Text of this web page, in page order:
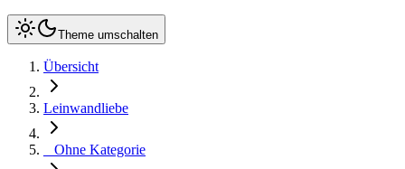
Theme umschalten
Übersicht
Leinwandliebe
_ Ohne Kategorie